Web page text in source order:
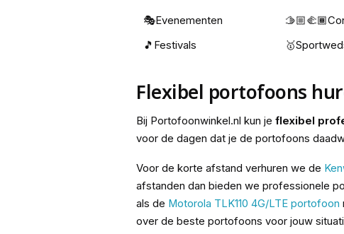
🎭Evenementen
🎵Festivals
Flexibel portofoons
Bij Portofoonwinkel.nl kun je flexibel
voor de dagen dat je de portofoons
Voor de korte afstand verhuren we de
afstanden dan bieden we professionele
als de Motorola TLK110 4G/LTE portofoon
over de beste portofoons voor jouw